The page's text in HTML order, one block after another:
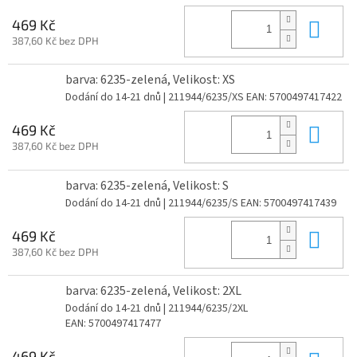
469 Kč
387,60 Kč bez DPH
barva: 6235-zelená, Velikost: XS
Dodání do 14-21 dnů | 211944/6235/XS EAN: 5700497417422
469 Kč
387,60 Kč bez DPH
barva: 6235-zelená, Velikost: S
Dodání do 14-21 dnů | 211944/6235/S EAN: 5700497417439
469 Kč
387,60 Kč bez DPH
barva: 6235-zelená, Velikost: 2XL
Dodání do 14-21 dnů | 211944/6235/2XL
EAN: 5700497417477